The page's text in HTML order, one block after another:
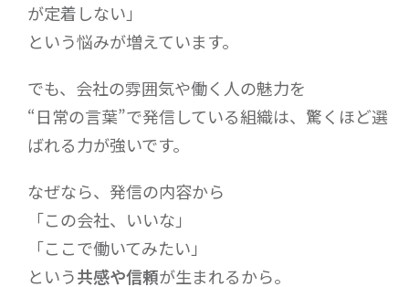
が定着しない」
という悩みが増えています。
でも、会社の雰囲気や働く人の魅力を
“日常の言葉”で発信している組織は、驚くほど選
ばれる力が強いです。
なぜなら、発信の内容から
「この会社、いいな」
「ここで働いてみたい」
という共感や信頼が生まれるから。